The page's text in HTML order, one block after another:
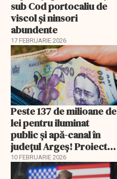
sub Cod portocaliu de
viscol și ninsori
abundente
17 FEBRUARIE 2026
Peste 137 de milioane de
lei pentru iluminat
public și apă-canal în
județul Argeș! Proiecte
finanțate prin AFM
10 FEBRUARIE 2026